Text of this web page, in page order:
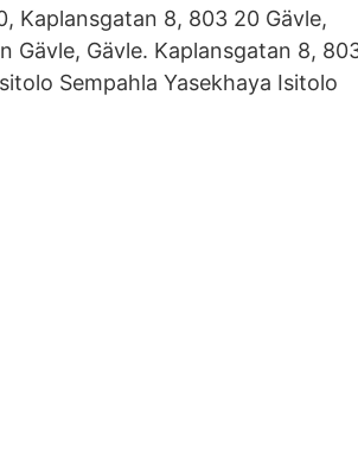
Kaplansgatan 8, 803 20 Gävle,
Gävle, Gävle. Kaplansgatan 8,
Sempahla Yasekhaya Isitolo